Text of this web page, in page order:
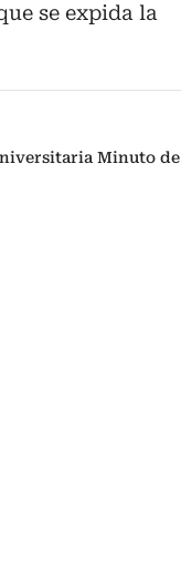
se expida la
Minuto de